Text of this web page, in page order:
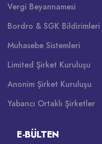
Vergi Beyannamesi
Bordro & SGK Bildirimleri
Muhasebe Sistemleri
Limited Şirket Kuruluşu
Anonim Şirket Kuruluşu
Yabancı Ortaklı Şirketler
E-BÜLTEN